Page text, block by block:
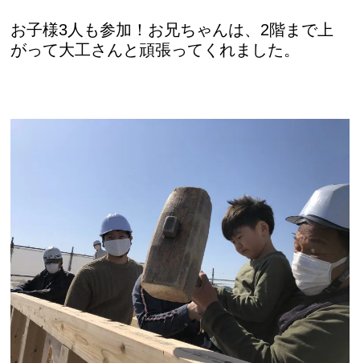
お子様3人も参加！お兄ちゃんは、2階まで上
がって大工さんと頑張ってくれました。